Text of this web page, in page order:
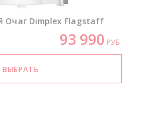
Очаг Dimplex Flagstaff
93 990 РУБ.